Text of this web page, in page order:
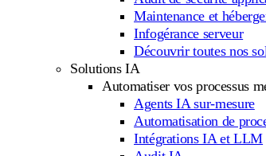
Maintenance et
Infogérance serveur
Découvrir toutes nos
Solutions IA
Automatiser vos processus
Agents IA sur-mesure
Automatisation de
Intégrations IA et LLM